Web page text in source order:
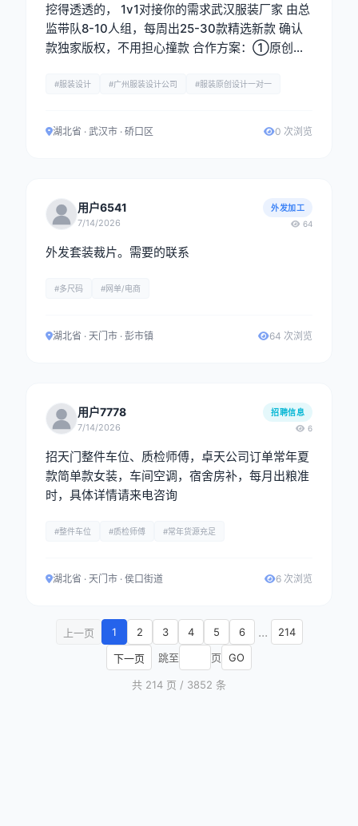
挖得透透的， 1v1对接你的需求武汉服装厂家 由总
监带队8-10人组，每周出25-30款精选新款 确认
款独家版权，不用担心撞款 合作方案：①原创设
#服装设计 #广州服装设计公司 #服装原创设计一对一
湖北省 · 武汉市 · 硚口区 0 次浏览
用户6541
7/14/2026
外发加工
64
外发套装裁片。需要的联系
#多尺码 #网单/电商
湖北省 · 天门市 · 彭市镇 64 次浏览
用户7778
7/14/2026
招聘信息
6
招天门整件车位、质检师傅，卓天公司订单常年夏
款简单款女装，车间空调，宿舍房补，每月出粮准
时，具体详情请来电咨询
#整件车位 #质检师傅 #常年货源充足
湖北省 · 天门市 · 侯口街道 6 次浏览
上一页 1 2 3 4 5 6 ... 214
下一页 跳至 页 GO
共 214 页 / 3852 条